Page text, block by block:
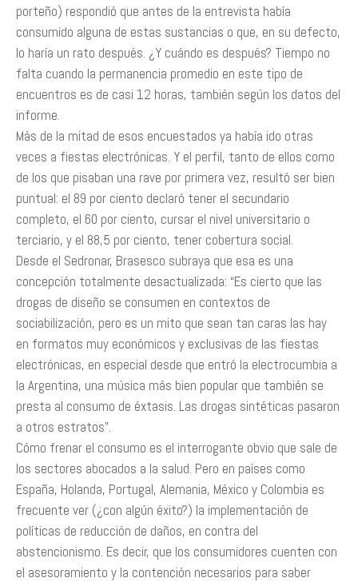
porteño) respondió que antes de la entrevista había
consumido alguna de estas sustancias o que, en su defecto,
lo haría un rato después. ¿Y cuándo es después? Tiempo no
falta cuando la permanencia promedio en este tipo de
encuentros es de casi 12 horas, también según los datos del
informe.
Más de la mitad de esos encuestados ya había ido otras
veces a fiestas electrónicas. Y el perfil, tanto de ellos como
de los que pisaban una rave por primera vez, resultó ser bien
puntual: el 89 por ciento declaró tener el secundario
completo, el 60 por ciento, cursar el nivel universitario o
terciario, y el 88,5 por ciento, tener cobertura social.
Desde el Sedronar, Brasesco subraya que esa es una
concepción totalmente desactualizada: “Es cierto que las
drogas de diseño se consumen en contextos de
sociabilización, pero es un mito que sean tan caras ­las hay
en formatos muy económicos­ y exclusivas de las fiestas
electrónicas, en especial desde que entró la electrocumbia a
la Argentina, una música más bien popular que también se
presta al consumo de éxtasis. Las drogas sintéticas pasaron
a otros estratos”.
Cómo frenar el consumo es el interrogante obvio que sale de
los sectores abocados a la salud. Pero en países como
España, Holanda, Portugal, Alemania, México y Colombia es
frecuente ver (¿con algún éxito?) la implementación de
políticas de reducción de daños, en contra del
abstencionismo. Es decir, que los consumidores cuenten con
el asesoramiento y la contención necesarios para saber